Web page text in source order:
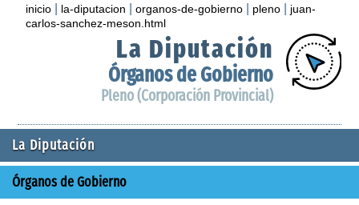
inicio la-diputacion |organos-de-gobierno pleno
juan-
carlos-sanchez-meson.html
La Diputación
Órganos de Gobierno
Pleno (Corporación Provincial)
La Diputación
Órganos de Gobierno